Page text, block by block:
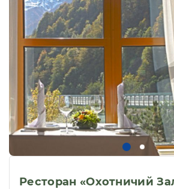
Ресторан «Охотничий